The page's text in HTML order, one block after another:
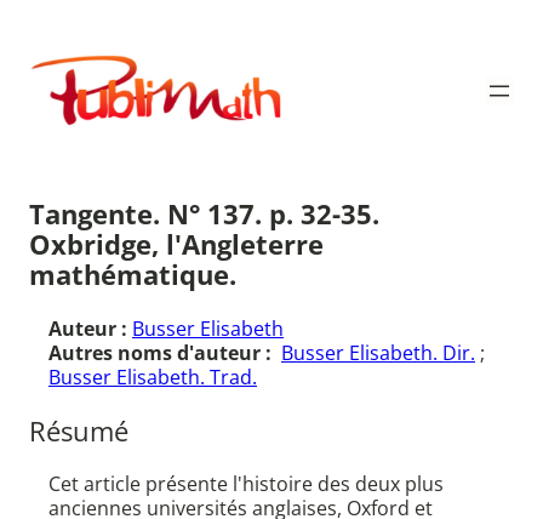
contenu
Publimath
Tangente. N° 137. p. 32-35.
Oxbridge, l'Angleterre
mathématique.
Auteur : Busser Elisabeth
Autres noms d'auteur : Busser Elisabeth. Dir. ;
Busser Elisabeth. Trad.
Résumé
Cet article présente l'histoire des deux plus
anciennes universités anglaises, Oxford et